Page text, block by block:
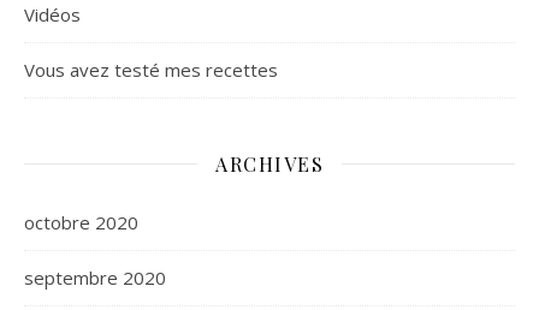
Vidéos
Vous avez testé mes recettes
ARCHIVES
octobre 2020
septembre 2020